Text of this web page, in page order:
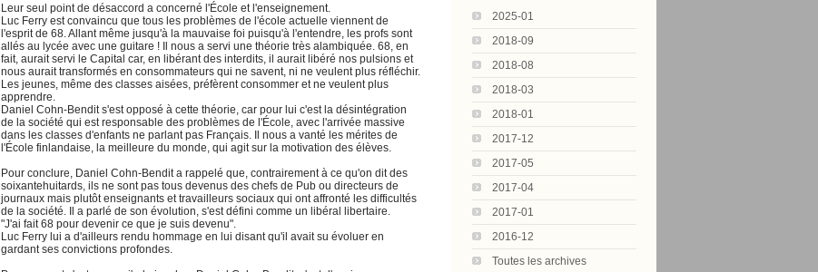
2025-01
2018-09
2018-08
2018-03
2018-01
2017-12
2017-05
2017-04
2017-01
2016-12
Toutes les archives
Leur seul point de désaccord a concerné l'École et l'enseignement.
Luc Ferry est convaincu que tous les problèmes de l'école actuelle viennent de
l'esprit de 68. Allant même jusqu'à la mauvaise foi puisqu'à l'entendre, les profs sont
allés au lycée avec une guitare ! Il nous a servi une théorie très alambiquée. 68, en
fait, aurait servi le Capital car, en libérant des interdits, il aurait libéré nos pulsions et
nous aurait transformés en consommateurs qui ne savent, ni ne veulent plus réfléchir.
Les jeunes, même des classes aisées, préfèrent consommer et ne veulent plus
apprendre.
Daniel Cohn-Bendit s'est opposé à cette théorie, car pour lui c'est la désintégration
de la société qui est responsable des problèmes de l'École, avec l'arrivée massive
dans les classes d'enfants ne parlant pas Français. Il nous a vanté les mérites de
l'École finlandaise, la meilleure du monde, qui agit sur la motivation des élèves.
Pour conclure, Daniel Cohn-Bendit a rappelé que, contrairement à ce qu'on dit des
soixantehuitards, ils ne sont pas tous devenus des chefs de Pub ou directeurs de
journaux mais plutôt enseignants et travailleurs sociaux qui ont affronté les difficultés
de la société. Il a parlé de son évolution, s'est défini comme un libéral libertaire.
"J'ai fait 68 pour devenir ce que je suis devenu".
Luc Ferry lui a d'ailleurs rendu hommage en lui disant qu'il avait su évoluer en
gardant ses convictions profondes.